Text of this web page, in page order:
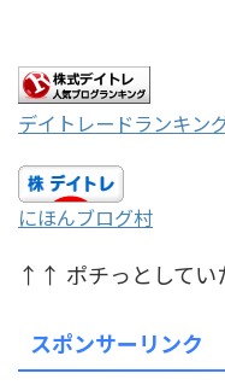
デイトレードランキン
にほんブログ村
↑↑ ポチっとしてい
スポンサーリンク